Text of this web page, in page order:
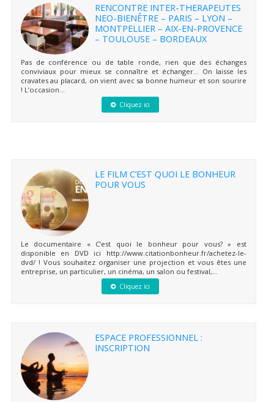
RENCONTRE INTER-THERAPEUTES
NEO-BIENÊTRE – PARIS – LYON –
MONTPELLIER – AIX-EN-PROVENCE
– TOULOUSE – BORDEAUX
Pas de conférence ou de table ronde, rien que des échanges
conviviaux pour mieux se connaître et échanger… On laisse les
cravates au placard, on vient avec sa bonne humeur et son sourire
! L’occasion...
Cliquez ici
LE FILM C’EST QUOI LE BONHEUR
POUR VOUS
Le documentaire « C’est quoi le bonheur pour vous? » est
disponible en DVD ici http://www.citationbonheur.fr/achetez-le-
dvd/ ! Vous souhaitez organiser une projection et vous êtes une
entreprise, un particulier, un cinéma, un salon ou festival,...
Cliquez ici
ESPACE PROFESSIONNEL :
INSCRIPTION